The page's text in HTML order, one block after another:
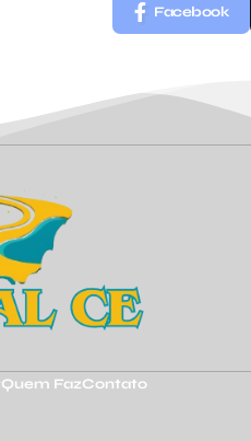
Facebook
Quem FazContato